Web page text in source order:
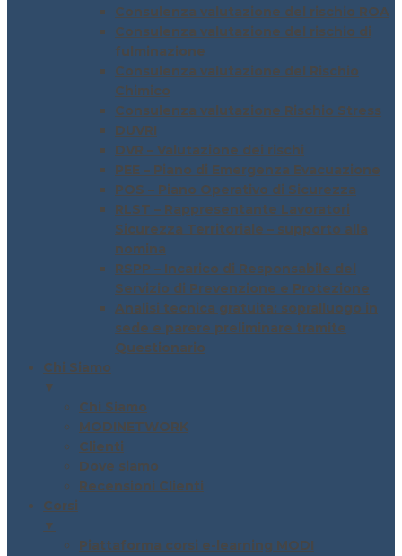
Consulenza valutazione del rischio ROA
Consulenza valutazione del rischio di
fulminazione
Consulenza valutazione del Rischio
Chimico
Consulenza valutazione Rischio Stress
DUVRI
DVR – Valutazione dei rischi
PEE – Piano di Emergenza Evacuazione
POS – Piano Operativo di Sicurezza
RLST – Rappresentante Lavoratori
Sicurezza Territoriale – supporto alla
nomina
RSPP – Incarico di Responsabile del
Servizio di Prevenzione e Protezione
Analisi tecnica gratuita: sopralluogo in
sede e parere preliminare tramite
Questionario
Chi Siamo
▼
Chi Siamo
MODINETWORK
Clienti
Dove siamo
Recensioni Clienti
Corsi
▼
Piattaforma corsi e-learning MODI